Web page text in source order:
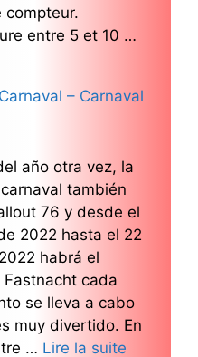
compteur.
entre 5 et 10 …
– Carnaval
año otra vez, la
también
76 y desde el
2022 hasta el 22
habrá el
cada
se lleva a cabo
muy divertido. En
… Lire la suite